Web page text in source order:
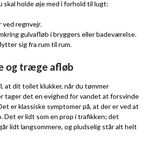
skal holde øje med i forhold til lugt:
regnvejr.
gulvafløb i bryggers eller badeværelse.
sig fra rum til rum.
og træge afløb
at dit toilet klukker, når du tømmer
tager det en evighed for vandet at forsvinde
er klassiske symptomer på, at der er ved at
Det er lidt som en prop i trafikken; det
lidt langsommere, og pludselig står alt helt